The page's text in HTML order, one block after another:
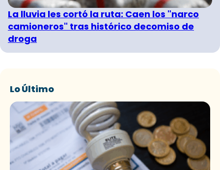
La lluvia les cortó la ruta: Caen los "narco
camioneros" tras histórico decomiso de
droga
Lo Último